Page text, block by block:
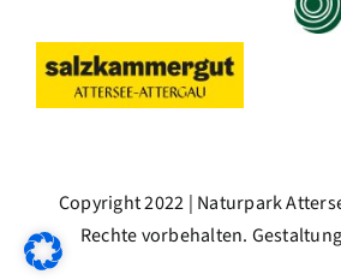
Copyright 2022 | Naturpark
Rechte vorbehalten.